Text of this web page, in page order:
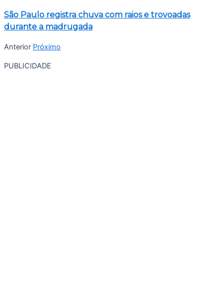
São Paulo registra chuva com raios e trovoadas
durante a madrugada
Anterior Próximo
PUBLICIDADE